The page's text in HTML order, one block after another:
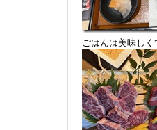
ごはんは美味しく